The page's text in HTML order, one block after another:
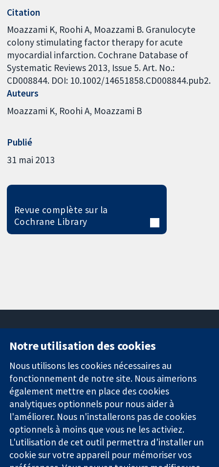
Citation
Moazzami K, Roohi A, Moazzami B. Granulocyte
colony stimulating factor therapy for acute
myocardial infarction. Cochrane Database of
Systematic Reviews 2013, Issue 5. Art. No.:
CD008844. DOI: 10.1002/14651858.CD008844.pub2.
Auteurs
Moazzami K Roohi A Moazzami B
Publié
31 mai 2013
Revue complète sur la
Cochrane Library
Des données
probantes.
Des décisions
éclairées.
Une meilleure
santé.
11-13 Cavendish
Square
Londres
W1G0AN
Royaume-Uni
nous
Actualités
Service de
presse
Qui sommes-
nous
Offres
d'emploi
Library
Notre utilisation des cookies
Nous utilisons les cookies nécessaires au
fonctionnement de notre site. Nous aimerions
également mettre en place des cookies
analytiques optionnels pour nous aider à
l'améliorer. Nous n'installerons pas de cookies
optionnels à moins que vous ne les activiez.
L'utilisation de cet outil permettra d'installer un
cookie sur votre appareil pour mémoriser vos